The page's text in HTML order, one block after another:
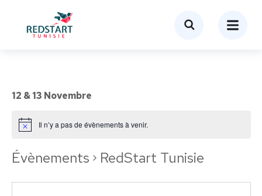
12 & 13 Novembre
Il n’y a pas de évènements à venir.
Évènements RedStart Tunisie